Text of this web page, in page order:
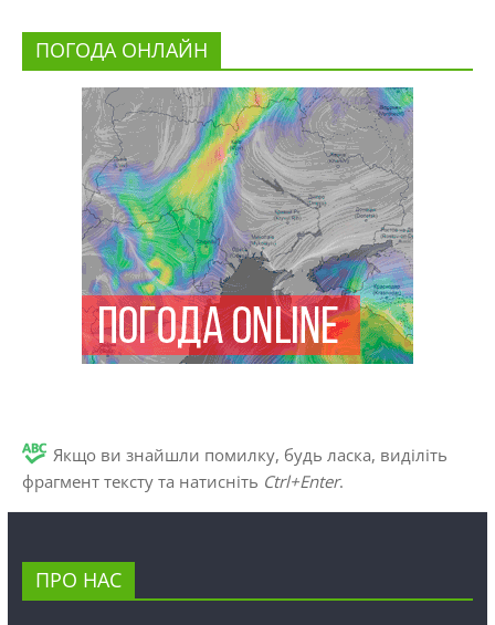
ПОГОДА ОНЛАЙН
Якщо ви знайшли помилку, будь ласка, виділіть
фрагмент тексту та натисніть Ctrl+Enter.
ПРО НАС